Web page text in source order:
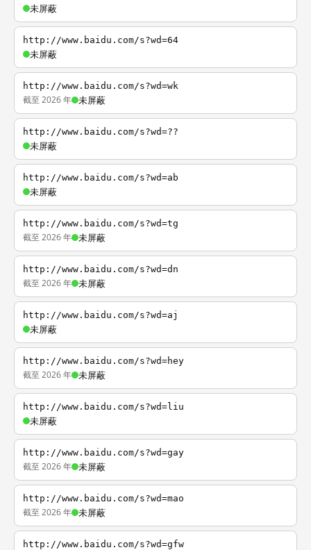
未屏蔽
http://www.baidu.com/s?wd=64
未屏蔽
http://www.baidu.com/s?wd=wk
截至 2026 年 未屏蔽
http://www.baidu.com/s?wd=??
未屏蔽
http://www.baidu.com/s?wd=ab
未屏蔽
http://www.baidu.com/s?wd=tg
截至 2026 年 未屏蔽
http://www.baidu.com/s?wd=dn
截至 2026 年 未屏蔽
http://www.baidu.com/s?wd=aj
未屏蔽
http://www.baidu.com/s?wd=hey
截至 2026 年 未屏蔽
http://www.baidu.com/s?wd=liu
未屏蔽
http://www.baidu.com/s?wd=gay
截至 2026 年 未屏蔽
http://www.baidu.com/s?wd=mao
截至 2026 年 未屏蔽
http://www.baidu.com/s?wd=gfw